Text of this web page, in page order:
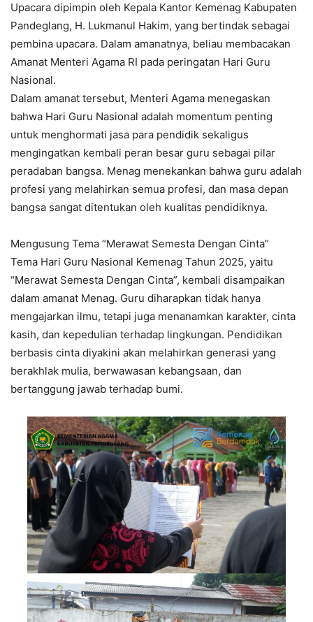
Upacara dipimpin oleh Kepala Kantor Kemenag Kabupaten
Pandeglang, H. Lukmanul Hakim, yang bertindak sebagai
pembina upacara. Dalam amanatnya, beliau membacakan
Amanat Menteri Agama RI pada peringatan Hari Guru
Nasional.
Dalam amanat tersebut, Menteri Agama menegaskan
bahwa Hari Guru Nasional adalah momentum penting
untuk menghormati jasa para pendidik sekaligus
mengingatkan kembali peran besar guru sebagai pilar
peradaban bangsa. Menag menekankan bahwa guru adalah
profesi yang melahirkan semua profesi, dan masa depan
bangsa sangat ditentukan oleh kualitas pendidiknya.
Mengusung Tema “Merawat Semesta Dengan Cinta”
Tema Hari Guru Nasional Kemenag Tahun 2025, yaitu
“Merawat Semesta Dengan Cinta”, kembali disampaikan
dalam amanat Menag. Guru diharapkan tidak hanya
mengajarkan ilmu, tetapi juga menanamkan karakter, cinta
kasih, dan kepedulian terhadap lingkungan. Pendidikan
berbasis cinta diyakini akan melahirkan generasi yang
berakhlak mulia, berwawasan kebangsaan, dan
bertanggung jawab terhadap bumi.